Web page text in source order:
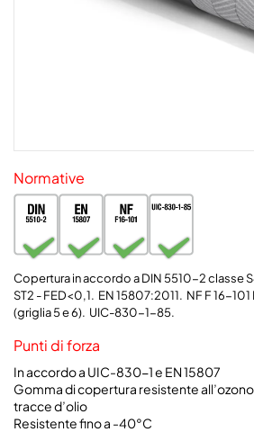
Normative
Copertura in accordo a DIN 5510-2 classe
ST2 - FED<0,1. EN 15807:2011. NF F 16-101
(griglia 5 e 6). UIC-830-1-85.
Punti di forza
In accordo a UIC-830-1 e EN 15807
Gomma di copertura resistente
tracce d’olio
Resistente fino a -40°C